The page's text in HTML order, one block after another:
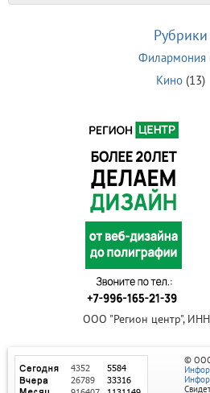
Рубрики
Филармония
Кино(13)
ООО "Регион центр",
©